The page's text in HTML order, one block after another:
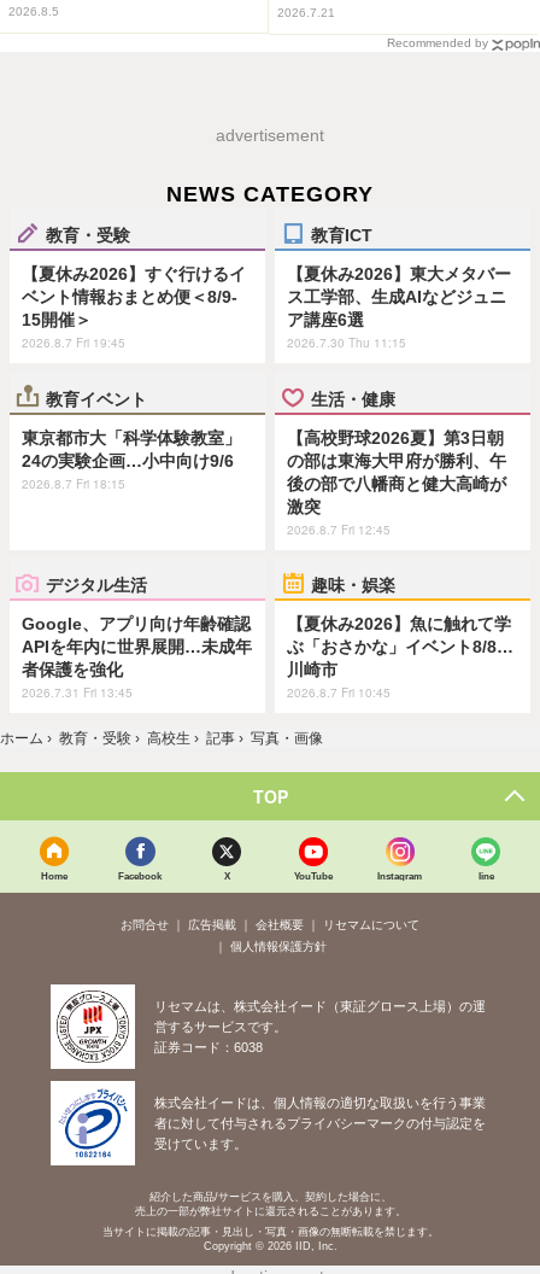
2026.8.5 2026.7.21
Recommended by
advertisement
NEWS CATEGORY
教育・受験
【夏休み2026】すぐ行けるイ
ベント情報おまとめ便＜8/9-
15開催＞
2026.8.7 Fri 19:45
教育ICT
【夏休み2026】東大メタバー
ス工学部、生成AIなどジュニ
ア講座6選
2026.7.30 Thu 11:15
教育イベント
東京都市大「科学体験教室」
24の実験企画…小中向け9/6
2026.8.7 Fri 18:15
生活・健康
【高校野球2026夏】第3日朝
の部は東海大甲府が勝利、午
後の部で八幡商と健大高崎が
激突
2026.8.7 Fri 12:45
デジタル生活
Google、アプリ向け年齢確認
APIを年内に世界展開…未成年
者保護を強化
2026.7.31 Fri 13:45
趣味・娯楽
【夏休み2026】魚に触れて学
ぶ「おさかな」イベント8/8…
川崎市
2026.8.7 Fri 10:45
ホーム › 教育・受験 › 高校生 › 記事 › 写真・画像
TOP
Home Facebook X YouTube Instagram line
お問合せ 広告掲載 会社概要
リセマムについて
個人情報保護方針
リセマムは、株式会社イード（東証グロース上場）の運
営するサービスです。
証券コード：6038
株式会社イードは、個人情報の適切な取扱いを行う事業
者に対して付与されるプライバシーマークの付与認定を
受けています。
紹介した商品/サービスを購入、契約した場合に、
売上の一部が弊社サイトに還元されることがあります。
当サイトに掲載の記事・見出し・写真・画像の無断転載を禁じます。
Copyright © 2026 IID, Inc.